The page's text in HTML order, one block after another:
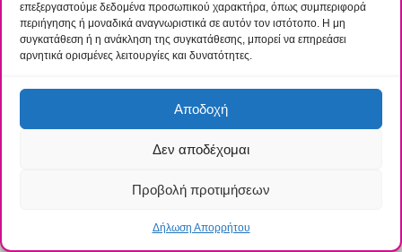
επεξεργαστούμε δεδομένα προσωπικού χαρακτήρα, όπως συμπεριφορά
περιήγησης ή μοναδικά αναγνωριστικά σε αυτόν τον ιστότοπο. Η μη
συγκατάθεση ή η ανάκληση της συγκατάθεσης, μπορεί να επηρεάσει
αρνητικά ορισμένες λειτουργίες και δυνατότητες.
Αποδοχή
Δεν αποδέχομαι
Προβολή προτιμήσεων
Δήλωση Απορρήτου
Επικοινωνία
Εκπαιδευτική Πλατφόρμα Ετήσιας Διάρθρωσης